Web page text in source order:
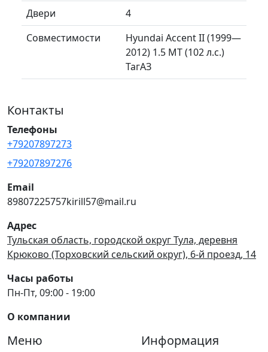
Двери
4
Совместимости
Hyundai Accent II (1999—
2012) 1.5 MT (102 л.с.)
ТагАЗ
Контакты
Телефоны
+79207897273
+79207897276
Email
89807225757kirill57@mail.ru
Адрес
Тульская область, городской округ Тула, деревня
Крюково (Торховский сельский округ), 6-й проезд, 14
Часы работы
Пн-Пт, 09:00 - 19:00
О компании
Меню Информация